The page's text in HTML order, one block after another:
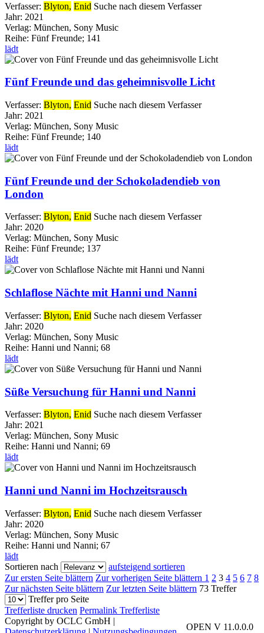
Verfasser: Blyton, Enid Suche nach diesem Verfasser
Jahr: 2021
Verlag: München, Sony Music
Reihe: Fünf Freunde; 141
lädt
Fünf Freunde und das geheimnisvolle Licht
Verfasser: Blyton, Enid Suche nach diesem Verfasser
Jahr: 2021
Verlag: München, Sony Music
Reihe: Fünf Freunde; 140
lädt
Fünf Freunde und der Schokoladendieb von
London
Verfasser: Blyton, Enid Suche nach diesem Verfasser
Jahr: 2020
Verlag: München, Sony Music
Reihe: Fünf Freunde; 137
lädt
Schlaflose Nächte mit Hanni und Nanni
Verfasser: Blyton, Enid Suche nach diesem Verfasser
Jahr: 2020
Verlag: München, Sony Music
Reihe: Hanni und Nanni; 68
lädt
Süße Versuchung für Hanni und Nanni
Verfasser: Blyton, Enid Suche nach diesem Verfasser
Jahr: 2021
Verlag: München, Sony Music
Reihe: Hanni und Nanni; 69
lädt
Hanni und Nanni im Hochzeitsrausch
Verfasser: Blyton, Enid Suche nach diesem Verfasser
Jahr: 2020
Verlag: München, Sony Music
Reihe: Hanni und Nanni; 67
lädt
Sortieren nach
aufsteigend sortieren
Zur ersten Seite blättern Zur vorherigen Seite blättern 1 2 3 4 5 6 7 8
Zur nächsten Seite blättern Zur letzten Seite blättern 73 Treffer
Treffer pro Seite
Trefferliste drucken Permalink Trefferliste
OPEN V 11.0.0.0
Copyright by OCLC GmbH |